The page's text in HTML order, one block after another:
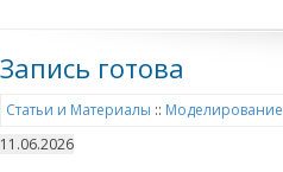
Запись готова
Статьи и Материалы :: Моделирование
11.06.2026